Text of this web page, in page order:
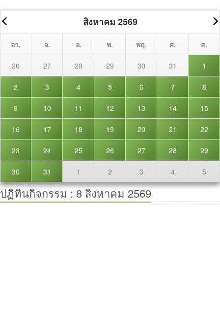
สิงหาคม 2569
อา. จ. อ. พ. พฤ. ศ. ส.
26 27 28 29 30 31 1
2 3 4 5 6 7 8
9 10 11 12 13 14 15
16 17 18 19 20 21 22
23 24 25 26 27 28 29
30 31 1 2 3 4 5
ปฏิทินกิจกรรม : 8 สิงหาคม 2569